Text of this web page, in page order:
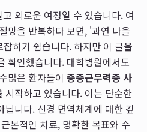
외로운 여정일 수 있습니다. 여
망을 반복하다 보면, '과연 나을
히기 쉽습니다. 하지만 이 글을
확인했습니다. 대학병원에서도
많은 환자들이 중증근무력증 사
시작하고 있습니다. 이는 단순한
니다. 신경 면역체계에 대한 깊
본적인 치료, 명확한 목표와 수